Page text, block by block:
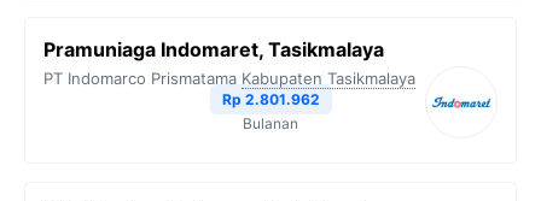
Pramuniaga Indomaret, Tasikmalaya
PT Indomarco Prismatama Kabupaten Tasikmalaya
Rp 2.801.962
Bulanan